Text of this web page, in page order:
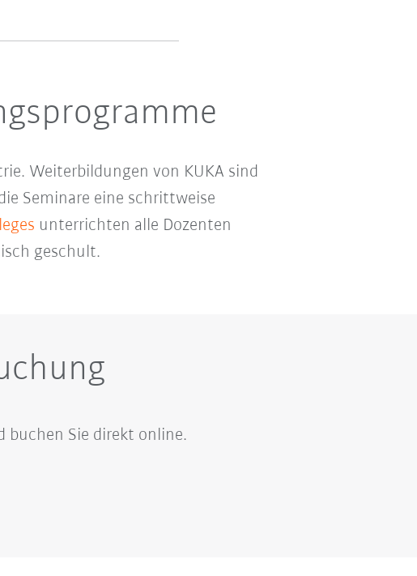
Weiterbildungen von KUKA sind
Seminare eine schrittweise
unterrichten alle Dozenten
geschult.
buchen Sie direkt online.